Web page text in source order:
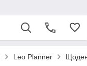
Leo Planner